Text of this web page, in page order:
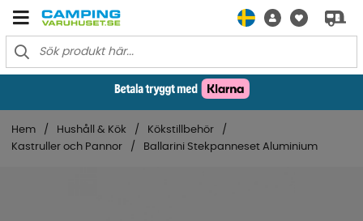
Hem Hushåll & Kök
Kökstillbehör
Kastruller och Pannor
Ballarini Stekpanneset Aluminium